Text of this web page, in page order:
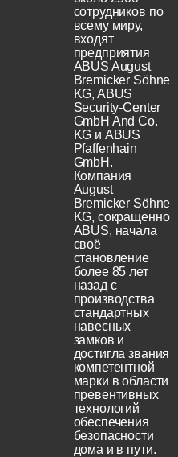
сотрудников по
всему миру,
входят
предприятия
ABUS August
Bremicker Söhne
KG, ABUS
Security-Center
GmbH And Co.
KG и ABUS
Pfaffenhain
GmbH.
Компания
August
Bremicker Söhne
KG, сокращенно
ABUS, начала
своё
становление
более 85 лет
назад с
производства
стандартных
навесных
замков и
достигла звания
компетентной
марки в области
превентивных
технологий
обеспечения
безопасности
дома и в пути.